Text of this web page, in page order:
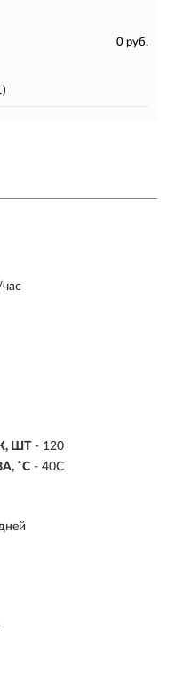
0 руб.
ШТ - 120
˚С - 40С